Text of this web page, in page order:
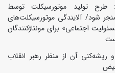
طرح تولید موتورسیکلت توسط
شود/ آلایندگی موتورسیکلت‌های
اجتماعی» برای مونتاژکنندگان
و ریشه‌کنی آن از منظر رهبر انقلاب